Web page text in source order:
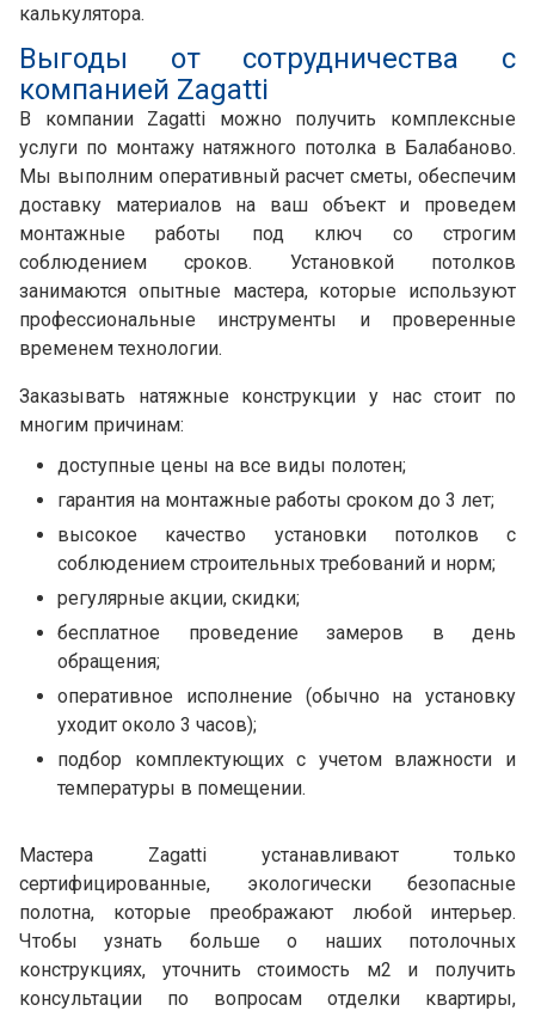
калькулятора.
Выгоды от сотрудничества с
компанией Zagatti
В компании Zagatti можно получить комплексные
услуги по монтажу натяжного потолка в Балабаново.
Мы выполним оперативный расчет сметы, обеспечим
доставку материалов на ваш объект и проведем
монтажные работы под ключ со строгим
соблюдением сроков. Установкой потолков
занимаются опытные мастера, которые используют
профессиональные инструменты и проверенные
временем технологии.
Заказывать натяжные конструкции у нас стоит по
многим причинам:
доступные цены на все виды полотен;
гарантия на монтажные работы сроком до 3 лет;
высокое качество установки потолков с
соблюдением строительных требований и норм;
регулярные акции, скидки;
бесплатное проведение замеров в день
обращения;
оперативное исполнение (обычно на установку
уходит около 3 часов);
подбор комплектующих с учетом влажности и
температуры в помещении.
Мастера Zagatti устанавливают только
сертифицированные, экологически безопасные
полотна, которые преображают любой интерьер.
Чтобы узнать больше о наших потолочных
конструкциях, уточнить стоимость м2 и получить
консультации по вопросам отделки квартиры,